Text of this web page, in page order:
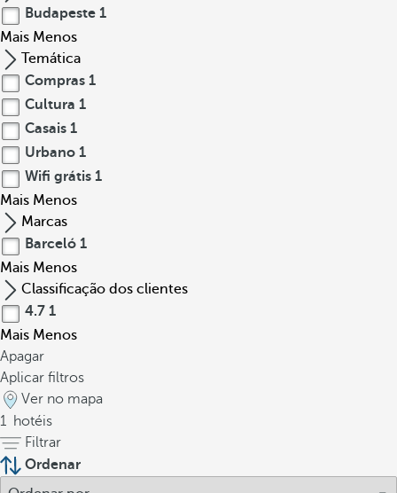
Budapeste 1
Mais Menos
Temática
Compras 1
Cultura 1
Casais 1
Urbano 1
Wifi grátis 1
Mais Menos
Marcas
Barceló 1
Mais Menos
Classificação dos clientes
4.7 1
Mais Menos
Apagar
Aplicar filtros
Ver no mapa
1 hotéis
Filtrar
Ordenar